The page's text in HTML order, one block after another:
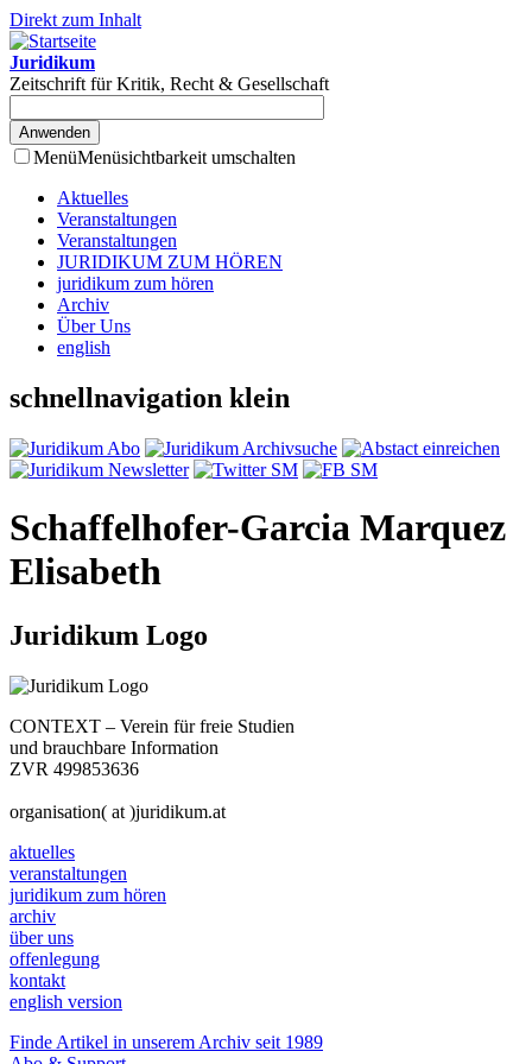
Direkt zum Inhalt
Juridikum
Zeitschrift für Kritik, Recht & Gesellschaft
MenüMenüsichtbarkeit umschalten
Aktuelles
Veranstaltungen
Veranstaltungen
JURIDIKUM ZUM HÖREN
juridikum zum hören
Archiv
Über Uns
english
schnellnavigation klein
Schaffelhofer-Garcia Marquez
Elisabeth
Juridikum Logo
CONTEXT – Verein für freie Studien
und brauchbare Information
ZVR 499853636
organisation( at )juridikum.at
aktuelles
veranstaltungen
juridikum zum hören
archiv
über uns
offenlegung
kontakt
english version
Finde Artikel in unserem Archiv seit 1989